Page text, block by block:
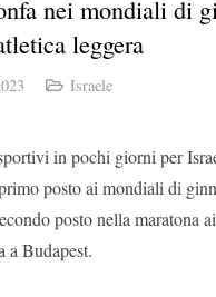
nei mondiali di
leggera
Israele
in pochi giorni per
posto ai mondiali di
posto nella maratona
a Budapest.